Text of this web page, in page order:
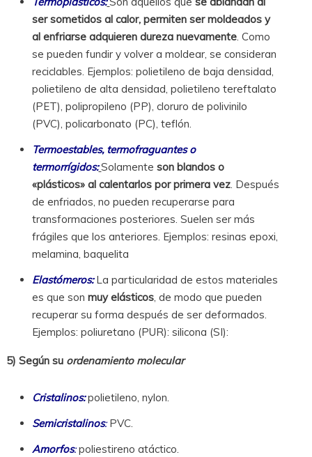
ser sometidos al calor, permiten ser moldeados y
al enfriarse adquieren dureza nuevamente. Como
se pueden fundir y volver a moldear, se consideran
reciclables. Ejemplos: polietileno de baja densidad,
polietileno de alta densidad, polietileno tereftalato
(PET), polipropileno (PP), cloruro de polivinilo
(PVC), policarbonato (PC), teflón.
Termoestables, termofraguantes o
termorrígidos: Solamenteson blandos o
«plásticos» al calentarlos por primera vez. Después
de enfriados, no pueden recuperarse para
transformaciones posteriores. Suelen ser más
frágiles que los anteriores. Ejemplos: resinas epoxi,
melamina, baquelita
Elastómeros:La particularidad de estos materiales
es que sonmuy elásticos, de modo que pueden
recuperar su forma después de ser deformados.
Ejemplos: poliuretano (PUR): silicona (SI):
5) Según su ordenamientomolecular
Cristalinos:polietileno, nylon.
Semicristalinos:PVC.
Amorfos:poliestireno atáctico.